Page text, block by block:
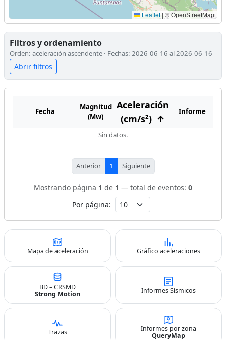
Leaflet | © OpenStreetMap
Filtros y ordenamiento
Orden: aceleración ascendente · Fechas: 2026-06-16 al 2026-06-16
Abrir filtros
Fecha
Magnitud
(Mw)
Aceleración
(cm/s²) ↑
Informe
Sin datos.
Anterior 1 Siguiente
Mostrando página 1 de 1 — total de eventos: 0
Por página:
Mapa de aceleración Gráfico aceleraciones
BD – CRSMD
Strong Motion
Informes Sísmicos
Trazas
Informes por zona
QueryMap